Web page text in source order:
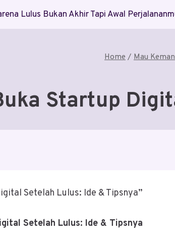
Lulus Bukan Akhir Tapi Awal
Home / Mau
Startup
Setelah Lulus: Ide & Tipsnya”
Setelah Lulus: Ide & Tipsnya